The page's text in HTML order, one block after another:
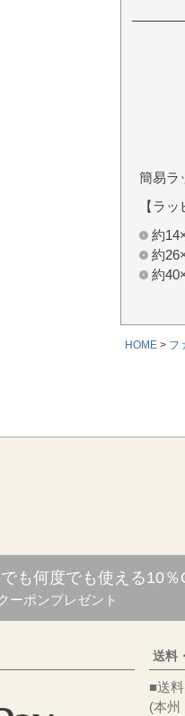
簡易ラ
【ラ
約
約
約
HOME フ
も何度でも使える10％
ーポンプレゼント
送料
■
(本